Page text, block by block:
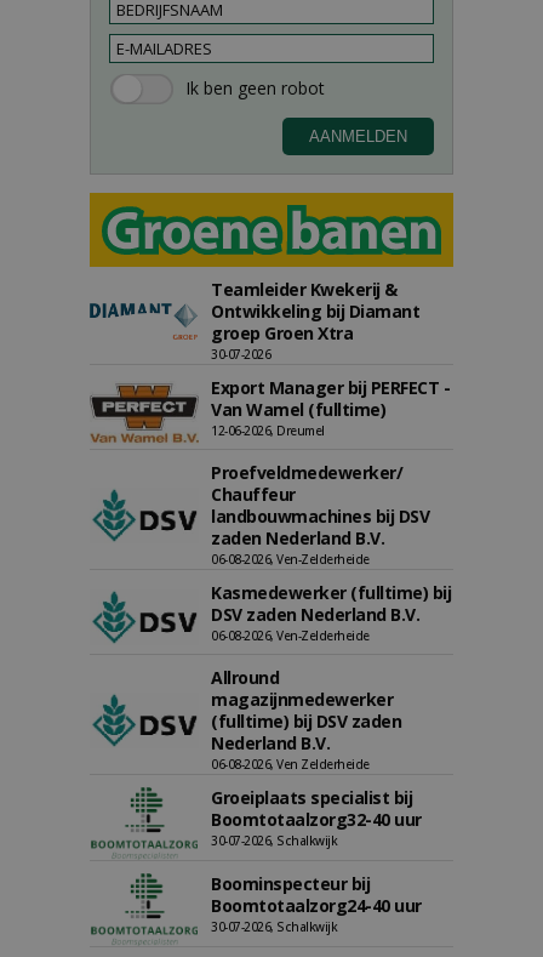
Teamleider Kwekerij &
Ontwikkeling bij Diamant
groep Groen Xtra
30-07-2026
Export Manager bij PERFECT -
Van Wamel (fulltime)
12-06-2026, Dreumel
Proefveldmedewerker/
Chauffeur
landbouwmachines bij DSV
zaden Nederland B.V.
06-08-2026, Ven-Zelderheide
Kasmedewerker (fulltime) bij
DSV zaden Nederland B.V.
06-08-2026, Ven-Zelderheide
Allround
magazijnmedewerker
(fulltime) bij DSV zaden
Nederland B.V.
06-08-2026, Ven Zelderheide
Groeiplaats specialist bij
Boomtotaalzorg32-40 uur
30-07-2026, Schalkwijk
Boominspecteur bij
Boomtotaalzorg24-40 uur
30-07-2026, Schalkwijk